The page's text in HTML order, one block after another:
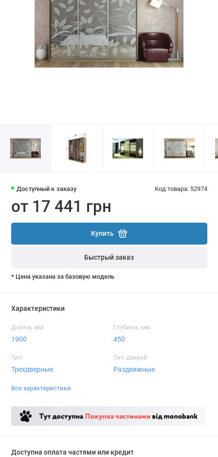
Доступный к заказу Код товара: 52974
от 17 441 грн
Купить
Быстрый заказ
* Цена указана за базовую модель
Характеристики
Длина, мм
1900
Глубина, мм
450
Тип
Трехдверные
Тип дверей
Раздвижные
Все характеристики
Доступна оплата частями или кредит